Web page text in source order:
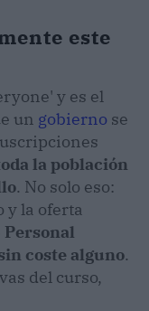
este
y es el
un gobierno se
la población
. No solo eso:
y la oferta
coste alguno.
del curso,